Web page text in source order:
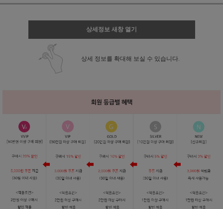
상세정보 새창 열기
상세 정보를 확대해 보실 수 있습니다.